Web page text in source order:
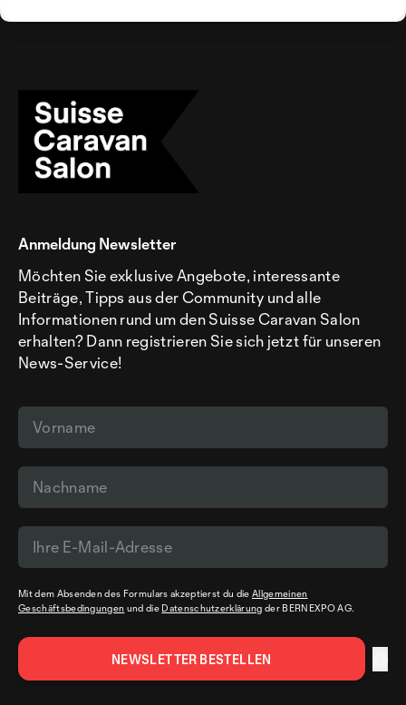
Anmeldung Newsletter
Möchten Sie exklusive Angebote, interessante
Beiträge, Tipps aus der Community und alle
Informationen rund um den Suisse Caravan Salon
erhalten? Dann registrieren Sie sich jetzt für unseren
News-Service!
Mit dem Absenden des Formulars akzeptierst du dieAllgemeinen
Geschäftsbedingungen und die Datenschutzerklärung der BERNEXPO AG.